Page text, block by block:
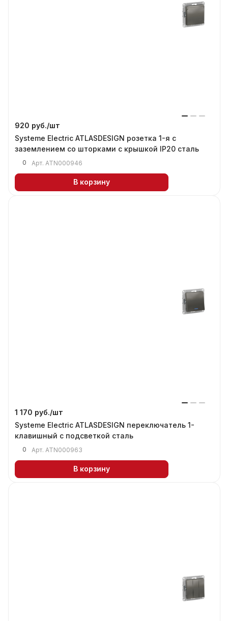
920 руб./шт
Systeme Electric ATLASDESIGN розетка 1-я с
заземлением со шторками с крышкой IP20 сталь
0 Арт. ATN000946
В корзину
1 170 руб./шт
Systeme Electric ATLASDESIGN переключатель 1-
клавишный с подсветкой сталь
0 Арт. ATN000963
В корзину